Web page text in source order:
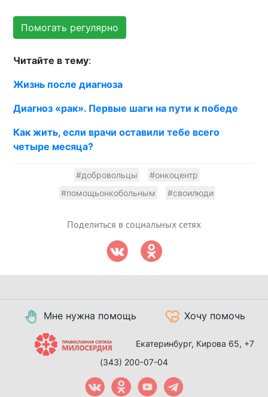
Помогать регулярно
Читайте в тему:
Жизнь после диагноза
Диагноз «рак». Первые шаги на пути к победе
Как жить, если врачи оставили тебе всего
четыре месяца?
#добровольцы
#онкоцентр
#помощьонкобольным
#своилюди
Поделиться в социальных сетях
Мне нужна помощь Хочу помочь
Екатеринбург, Кирова 65, +7
(343) 200-07-04